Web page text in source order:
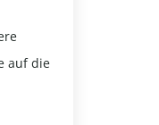
auf die